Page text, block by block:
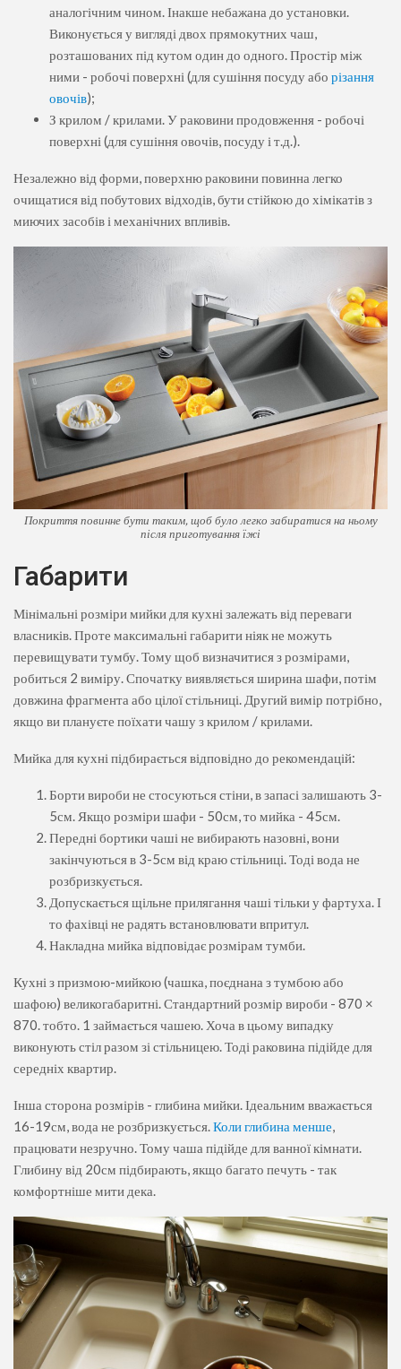
аналогічним чином. Інакше небажана до установки.
Виконується у вигляді двох прямокутних чаш,
розташованих під кутом один до одного. Простір між
ними - робочі поверхні (для сушіння посуду або різання
овочів);
З крилом / крилами. У раковини продовження - робочі
поверхні (для сушіння овочів, посуду і т.д.).
Незалежно від форми, поверхню раковини повинна легко
очищатися від побутових відходів, бути стійкою до хімікатів з
миючих засобів і механічних впливів.
Покриття повинне бути таким, щоб було легко забиратися на ньому
після приготування їжі
Габарити
Мінімальні розміри мийки для кухні залежать від переваги
власників. Проте максимальні габарити ніяк не можуть
перевищувати тумбу. Тому щоб визначитися з розмірами,
робиться 2 виміру. Спочатку виявляється ширина шафи, потім
довжина фрагмента або цілої стільниці. Другий вимір потрібно,
якщо ви плануєте поїхати чашу з крилом / крилами.
Мийка для кухні підбирається відповідно до рекомендацій:
Борти вироби не стосуються стіни, в запасі залишають 3-
5см. Якщо розміри шафи - 50см, то мийка - 45см.
Передні бортики чаші не вибирають назовні, вони
закінчуються в 3-5см від краю стільниці. Тоді вода не
розбризкується.
Допускається щільне прилягання чаші тільки у фартуха. І
то фахівці не радять встановлювати впритул.
Накладна мийка відповідає розмірам тумби.
Кухні з призмою-мийкою(чашка, поєднана з тумбою або
шафою) великогабаритні. Стандартний розмір вироби - 870 ×
870. тобто. 1 займається чашею. Хоча в цьому випадку
виконують стіл разом зі стільницею. Тоді раковина підійде для
середніх квартир.
Інша сторона розмірів - глибина мийки. Ідеальним вважається
16-19см, вода не розбризкується.Коли глибина менше,
працювати незручно. Тому чаша підійде для ванної кімнати.
Глибину від 20см підбирають, якщо багато печуть - так
комфортніше мити дека.